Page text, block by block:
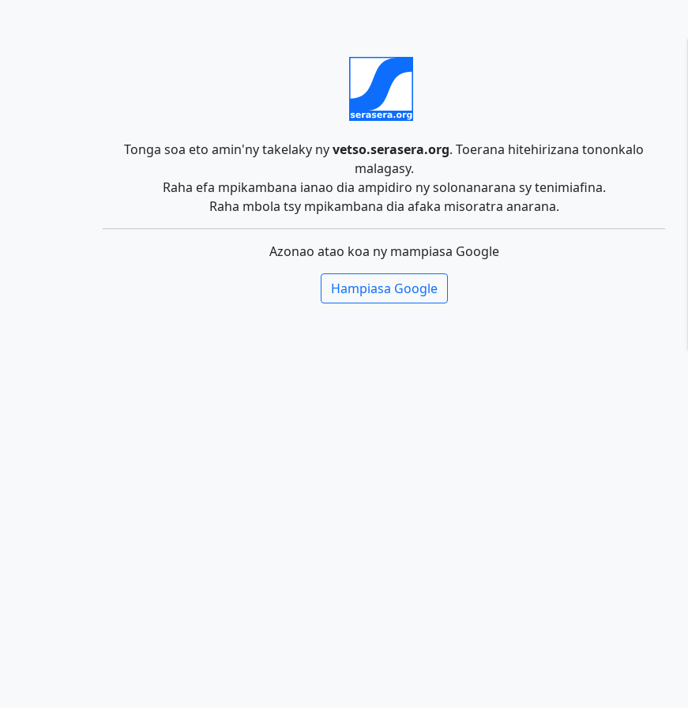
Tonga soa eto amin'ny takelaky nyvetso.serasera.org. Toerana hitehirizana tononkalo
malagasy.
Raha efa mpikambana ianao dia ampidiro ny solonanarana sy tenimiafina.
Raha mbola tsy mpikambana dia afaka misoratra anarana.
Azonao atao koa ny mampiasa Google
Hampiasa Google